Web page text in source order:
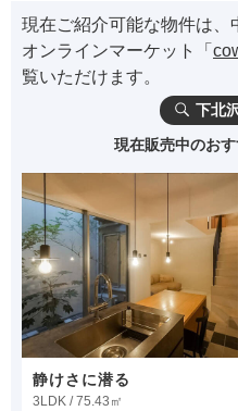
現在ご紹介可能な物件は
オンラインマーケット「
覧いただけます。
下北
現在販売中のお
静けさに潜る
3LDK / 75.43㎡